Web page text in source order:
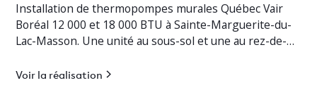
Installation de thermopompes murales Québec Vair
Boréal 12 000 et 18 000 BTU à Sainte-Marguerite-du-
Lac-Masson. Une unité au sous-sol et une au rez-de-
Voir la réalisation